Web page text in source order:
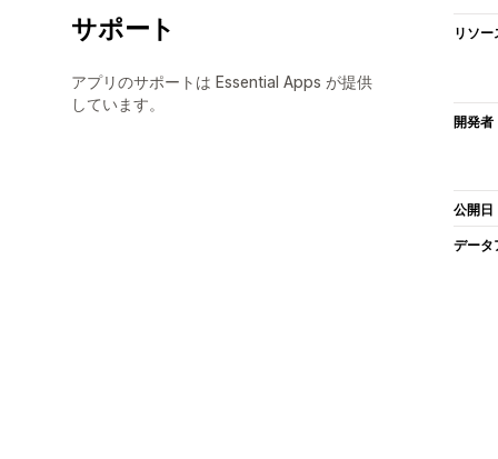
サポート
アプリのサポートは Essential Apps が提供
しています。
リソー
開発者
公開日
データ